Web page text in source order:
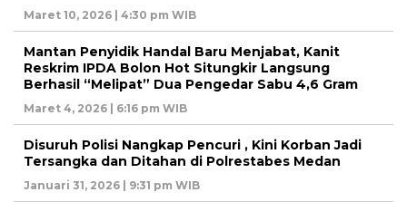
Maret 10, 2026 | 4:30 pm WIB
Mantan Penyidik Handal Baru Menjabat, Kanit
Reskrim IPDA Bolon Hot Situngkir Langsung
Berhasil “Melipat” Dua Pengedar Sabu 4,6 Gram
Maret 4, 2026 | 6:16 pm WIB
Disuruh Polisi Nangkap Pencuri , Kini Korban Jadi
Tersangka dan Ditahan di Polrestabes Medan
Januari 31, 2026 | 9:31 pm WIB